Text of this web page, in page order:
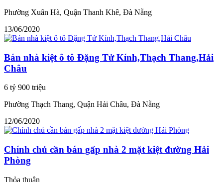
Phường Xuân Hà, Quận Thanh Khê, Đà Nẵng
13/06/2020
Bán nhà kiệt ô tô Đặng Tử Kính,Thạch Thang,Hải
Châu
6 tỷ 900 triệu
Phường Thạch Thang, Quận Hải Châu, Đà Nẵng
12/06/2020
Chính chủ cần bán gấp nhà 2 mặt kiệt đường Hải
Phòng
Thỏa thuận